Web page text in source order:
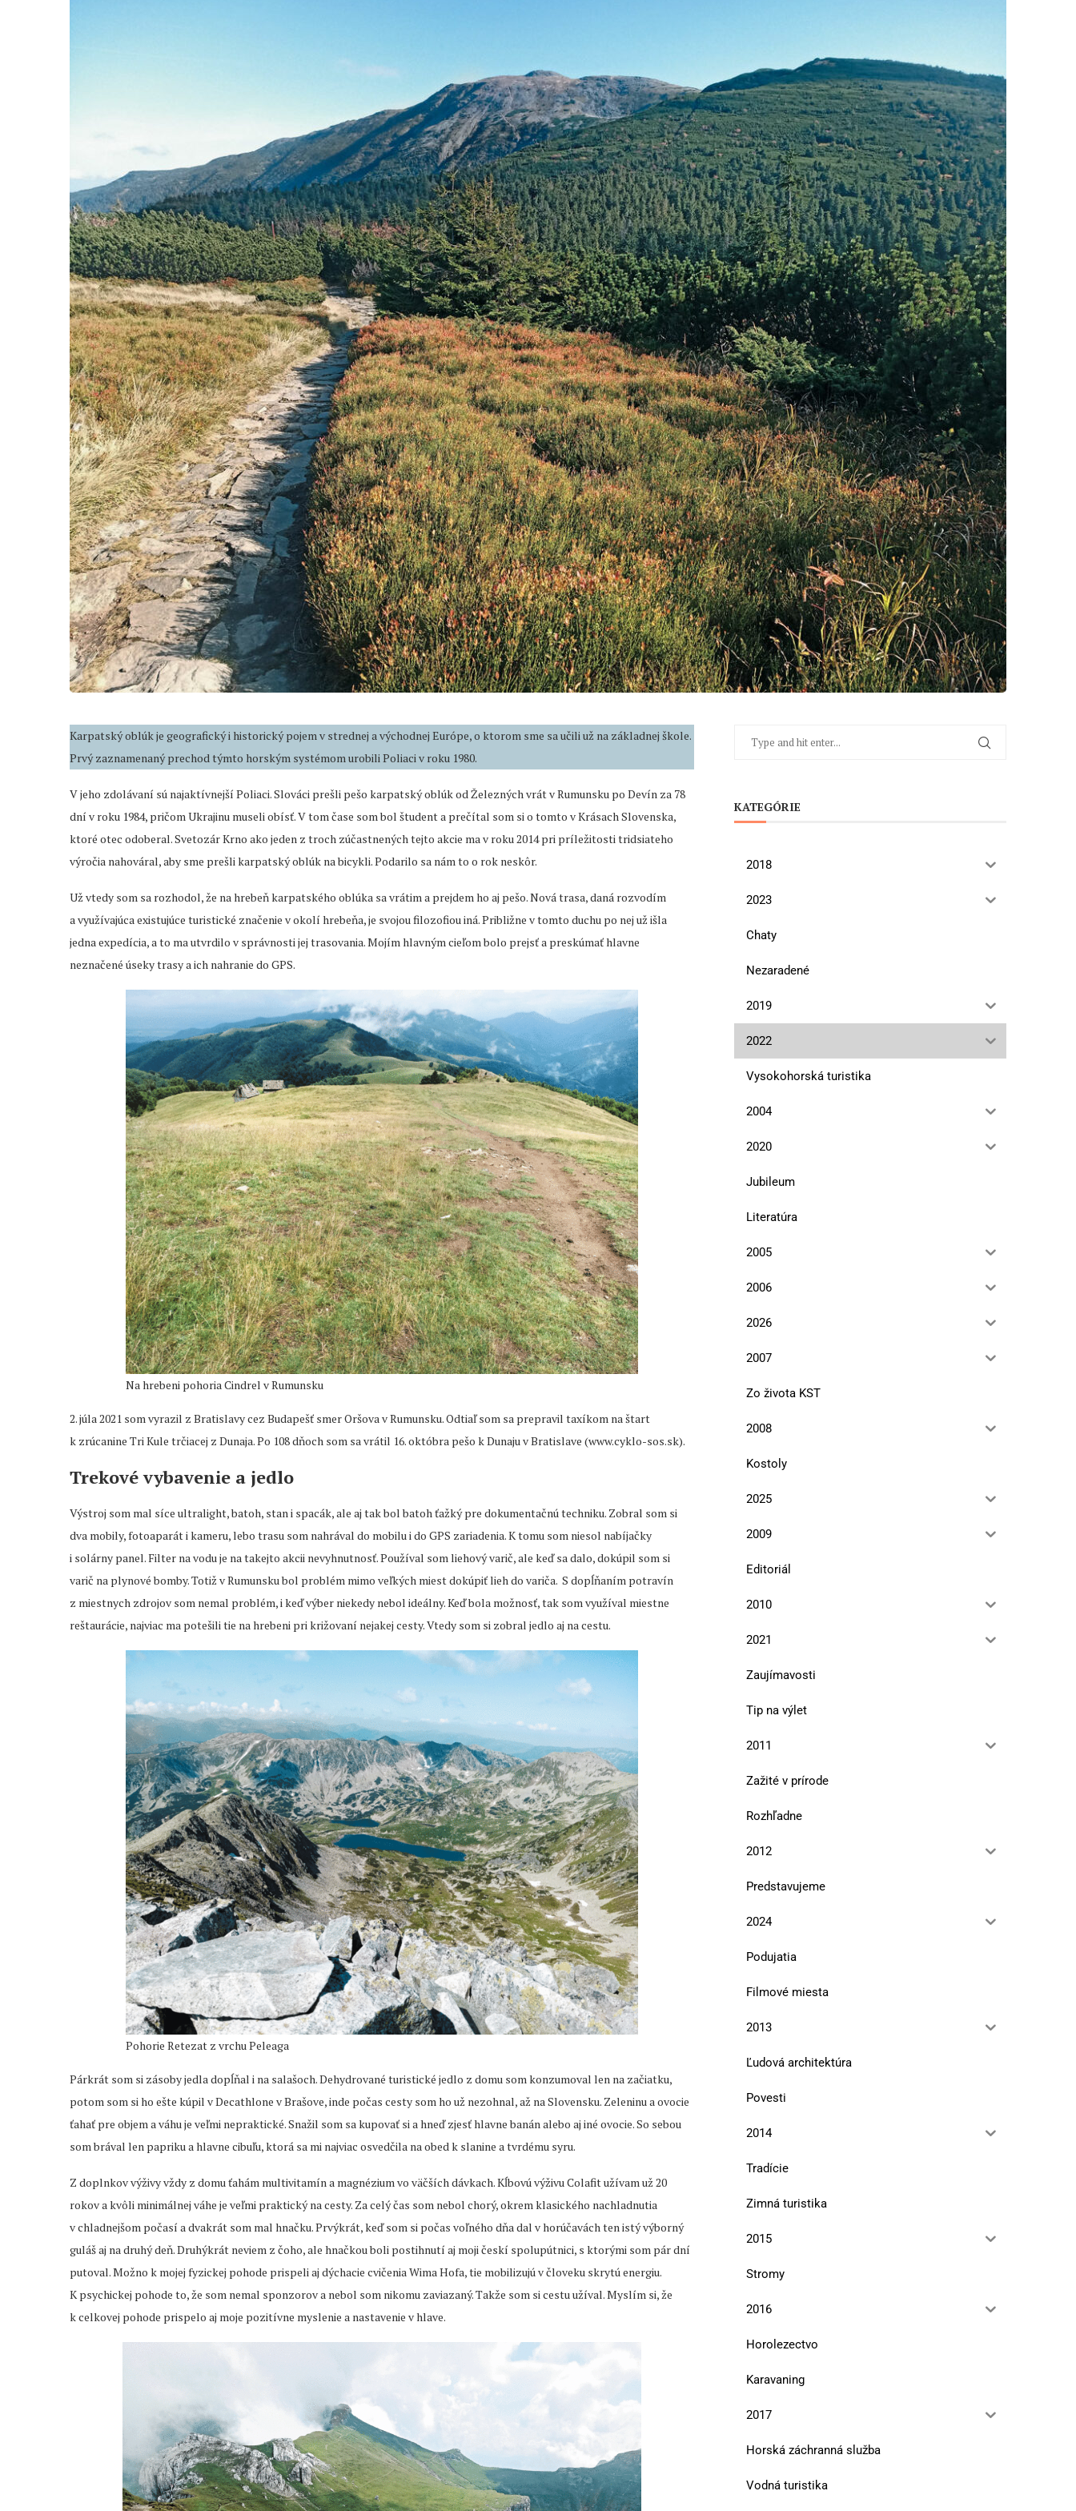
Karpatský oblúk je geografický i historický pojem v strednej a východnej Európe, o ktorom sme sa učili už na základnej škole.
Prvý zaznamenaný prechod týmto horským systémom urobili Poliaci v roku 1980.
V jeho zdolávaní sú najaktívnejší Poliaci. Slováci prešli pešo karpatský oblúk od Železných vrát v Rumunsku po Devín za 78
dní v roku 1984, pričom Ukrajinu museli obísť. V tom čase som bol študent a prečítal som si o tomto v Krásach Slovenska,
ktoré otec odoberal. Svetozár Krno ako jeden z troch zúčastnených tejto akcie ma v roku 2014 pri príležitosti tridsiateho
výročia nahováral, aby sme prešli karpatský oblúk na bicykli. Podarilo sa nám to o rok neskôr.
Už vtedy som sa rozhodol, že na hrebeň karpatského oblúka sa vrátim a prejdem ho aj pešo. Nová trasa, daná rozvodím
a využívajúca existujúce turistické značenie v okolí hrebeňa, je svojou filozofiou iná. Približne v tomto duchu po nej už išla
jedna expedícia, a to ma utvrdilo v správnosti jej trasovania. Mojím hlavným cieľom bolo prejsť a preskúmať hlavne
neznačené úseky trasy a ich nahranie do GPS.
Na hrebeni pohoria Cindrel v Rumunsku
2. júla 2021 som vyrazil z Bratislavy cez Budapešť smer Oršova v Rumunsku. Odtiaľ som sa prepravil taxíkom na štart
k zrúcanine Tri Kule trčiacej z Dunaja. Po 108 dňoch som sa vrátil 16. októbra pešo k Dunaju v Bratislave (www.cyklo-sos.sk).
Trekové vybavenie a jedlo
Výstroj som mal síce ultralight, batoh, stan i spacák, ale aj tak bol batoh ťažký pre dokumentačnú techniku. Zobral som si
dva mobily, fotoaparát i kameru, lebo trasu som nahrával do mobilu i do GPS zariadenia. K tomu som niesol nabíjačky
i solárny panel. Filter na vodu je na takejto akcii nevyhnutnosť. Používal som liehový varič, ale keď sa dalo, dokúpil som si
varič na plynové bomby. Totiž v Rumunsku bol problém mimo veľkých miest dokúpiť lieh do variča. S dopĺňaním potravín
z miestnych zdrojov som nemal problém, i keď výber niekedy nebol ideálny. Keď bola možnosť, tak som využíval miestne
reštaurácie, najviac ma potešili tie na hrebeni pri križovaní nejakej cesty. Vtedy som si zobral jedlo aj na cestu.
Pohorie Retezat z vrchu Peleaga
Párkrát som si zásoby jedla dopĺňal i na salašoch. Dehydrované turistické jedlo z domu som konzumoval len na začiatku,
potom som si ho ešte kúpil v Decathlone v Brašove, inde počas cesty som ho už nezohnal, až na Slovensku. Zeleninu a ovocie
ťahať pre objem a váhu je veľmi nepraktické. Snažil som sa kupovať si a hneď zjesť hlavne banán alebo aj iné ovocie. So sebou
som brával len papriku a hlavne cibuľu, ktorá sa mi najviac osvedčila na obed k slanine a tvrdému syru.
Z doplnkov výživy vždy z domu ťahám multivitamín a magnézium vo väčších dávkach. Kĺbovú výživu Colafit užívam už 20
rokov a kvôli minimálnej váhe je veľmi praktický na cesty. Za celý čas som nebol chorý, okrem klasického nachladnutia
v chladnejšom počasí a dvakrát som mal hnačku. Prvýkrát, keď som si počas voľného dňa dal v horúčavách ten istý výborný
guláš aj na druhý deň. Druhýkrát neviem z čoho, ale hnačkou boli postihnutí aj moji českí spolupútnici, s ktorými som pár dní
putoval. Možno k mojej fyzickej pohode prispeli aj dýchacie cvičenia Wima Hofa, tie mobilizujú v človeku skrytú energiu.
K psychickej pohode to, že som nemal sponzorov a nebol som nikomu zaviazaný. Takže som si cestu užíval. Myslím si, že
k celkovej pohode prispelo aj moje pozitívne myslenie a nastavenie v hlave.
KATEGÓRIE
2018
2023
Chaty
Nezaradené
2019
2022
Vysokohorská turistika
2004
2020
Jubileum
Literatúra
2005
2006
2026
2007
Zo života KST
2008
Kostoly
2025
2009
Editoriál
2010
2021
Zaujímavosti
Tip na výlet
2011
Zažité v prírode
Rozhľadne
2012
Predstavujeme
2024
Podujatia
Filmové miesta
2013
Ľudová architektúra
Povesti
2014
Tradície
Zimná turistika
2015
Stromy
2016
Horolezectvo
Karavaning
2017
Horská záchranná služba
Vodná turistika